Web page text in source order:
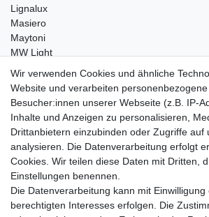
Lignalux
Masiero
Maytoni
MW Light
Anfragen von Herstellern
Sie sind Lampen-Hersteller und suchen
der Schweiz?
Kontaktieren Sie uns per Mail:
Schweiz
Newsletter
Wir verwenden Cookies und ähnliche
Website und verarbeiten
Besucher:innen unserer Webseite (z.B. IP-
Inhalte und Anzeigen zu personalisieren,
Drittanbietern einzubinden oder Zugriffe auf
analysieren. Die Datenverarbeitung erfolgt
Cookies. Wir teilen diese Daten mit Dritten,
Einstellungen benennen.
Die Datenverarbeitung kann mit
berechtigten Interesses erfolgen. Die